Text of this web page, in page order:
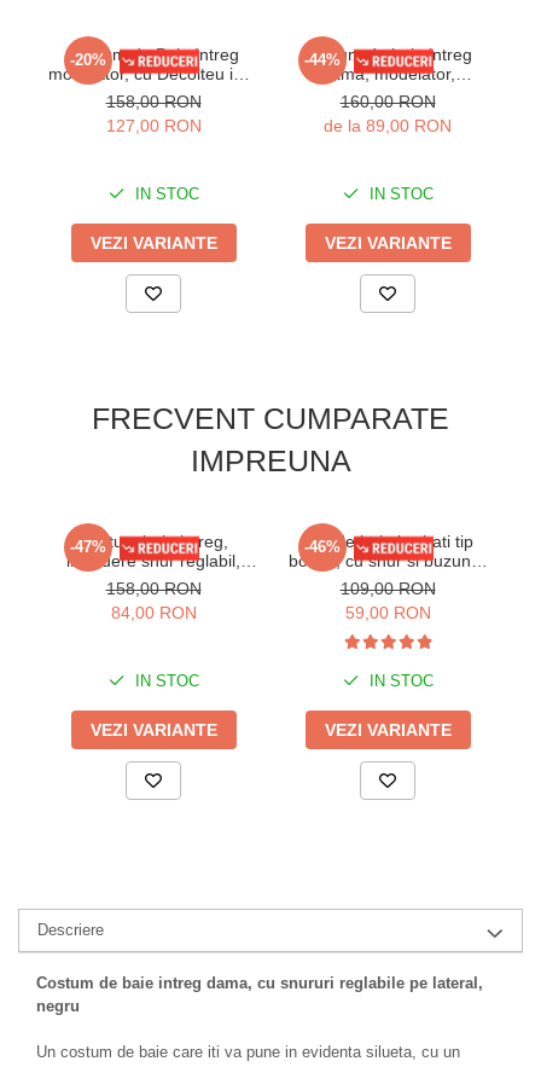
-20%
Costum de Baie Intreg
modelator, cu Decolteu in V
si Curea in Talie Lm073
negru
158,00 RON
127,00 RON
IN STOC
VEZI VARIANTE
-44%
Costum de baie intreg
dama, modelator,
negru/alb, Wild paradise
160,00 RON
de la 89,00 RON
IN STOC
VEZI VARIANTE
FRECVENT CUMPARATE
IMPREUNA
-47%
Costum baie intreg,
inchidere snur reglabil,
corai, dama, embody
Amaretto
158,00 RON
84,00 RON
IN STOC
VEZI VARIANTE
-46%
Slip de baie barbati tip
boxeri, cu snur si buzunar
cu fermoar negru/verde
Q329
109,00 RON
59,00 RON
IN STOC
VEZI VARIANTE
Descriere
Costum de baie intreg dama, cu snururi reglabile pe lateral,
negru
Un costum de baie care iti va pune in evidenta silueta, cu un